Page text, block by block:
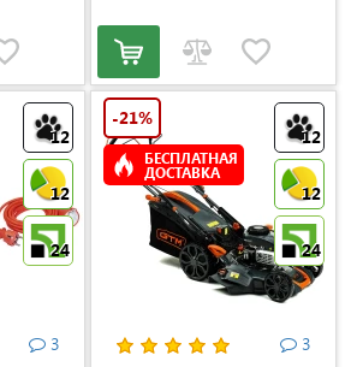
12
12
24
3
12
12
24
-21%
БЕСПЛАТНАЯ
ДОСТАВКА
3